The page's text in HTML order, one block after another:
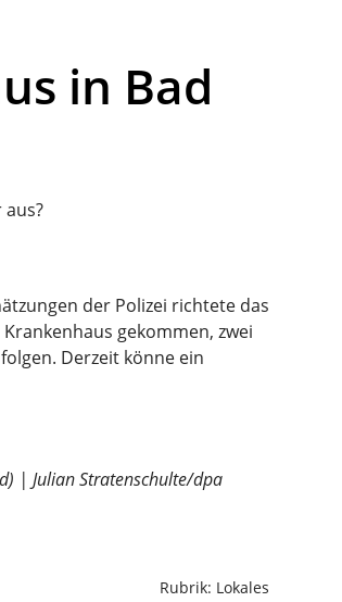
in Bad
der Polizei richtete das
gekommen, zwei
Derzeit könne ein
| Julian Stratenschulte/dpa
Rubrik: Lokales